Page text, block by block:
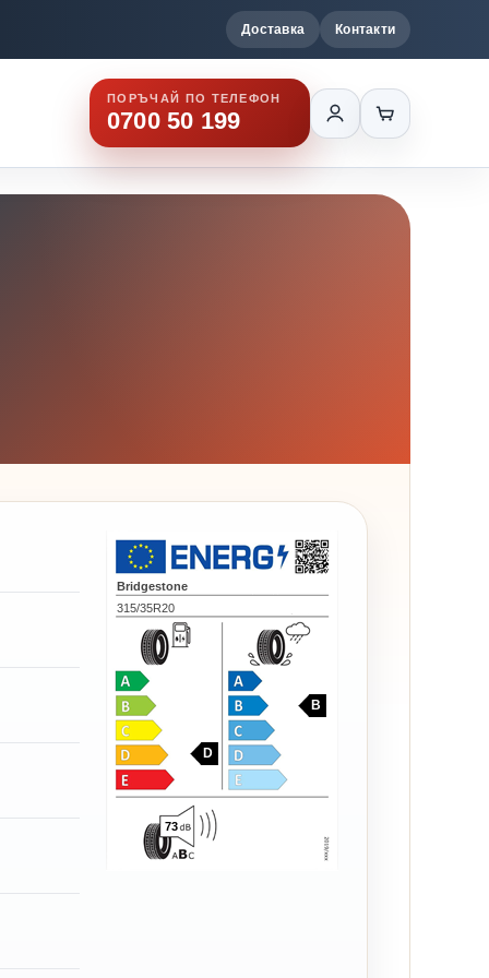
Доставка Контакти
ПОРЪЧАЙ ПО ТЕЛЕФОН
0700 50 199
Bridgestone
315/35R20
D
B
73